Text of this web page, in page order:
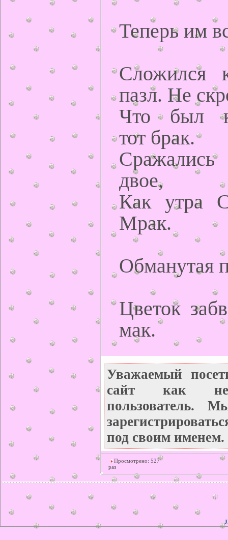
Теперь им
Сложился
пазл. Не
Что был
тот брак.
двое,
Как утра
Мрак.
Обманутая
Цветок
мак.
Уважаемый
сайт как
пользователь.
под своим именем.
Просмотрено: 527
раз
©